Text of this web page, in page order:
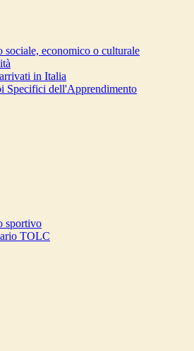
sociale, economico o culturale
in Italia
Specifici dell'Apprendimento
sportivo
TOLC